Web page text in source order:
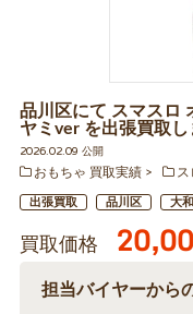
品川区にて スマスロ
ヤミver を出張買取し
2026.02.09 公開
おもちゃ 買取実績
ス
出張買取 品川区 大
買取価格
担当バイヤーから